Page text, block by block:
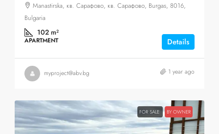
Manastirska, кв. Сарафово, кв. Сарафово, Burgas, 8016,
Bulgaria
102 m²
APARTMENT Details
myproject@abv.bg 1 year ago
FOR SALE BY OWNER